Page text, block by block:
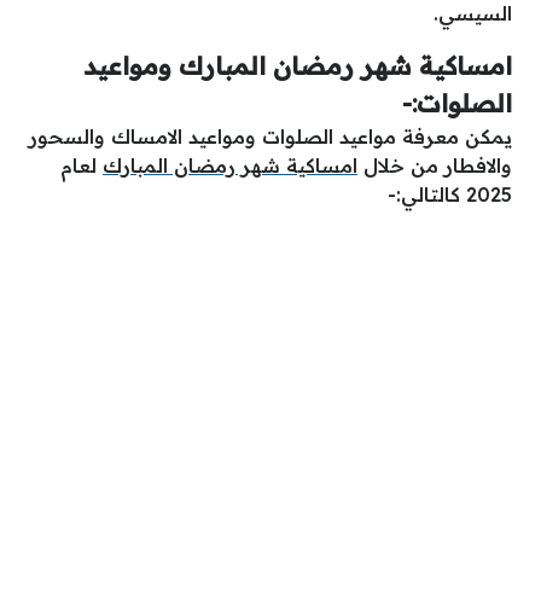
السيسي.
امساكية شهر رمضان المبارك ومواعيد
الصلوات:-
يمكن معرفة مواعيد الصلوات ومواعيد الامساك والسحور
والافطار من خلال امساكية شهر رمضان المبارك لعام
2025 كالتالي:-